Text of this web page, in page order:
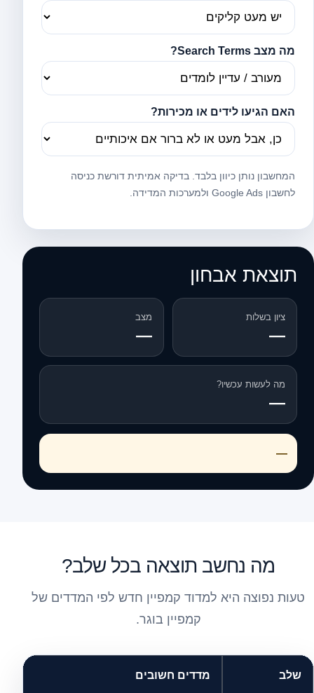
מה מצב Search Terms?
האם הגיעו לידים או מכירות?
המחשבון נותן כיוון בלבד. בדיקה אמיתית דורשת כניסה
לחשבון Google Ads ולמערכות המדידה.
תוצאת אבחון
ציון בשלות
—
מצב
—
מה לעשות עכשיו?
—
—
מה נחשב תוצאה בכל שלב?
טעות נפוצה היא למדוד קמפיין חדש לפי המדדים של
קמפיין בוגר.
שלב מדדים חשובים